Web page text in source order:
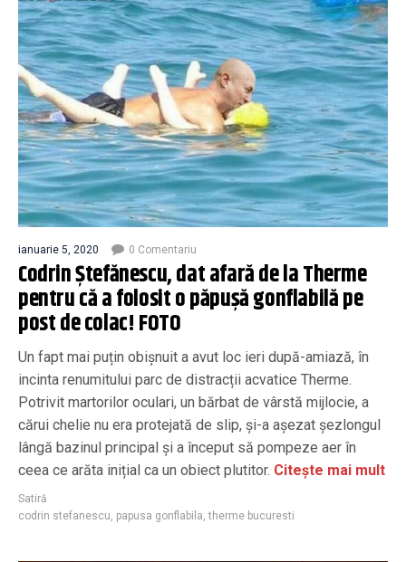
ianuarie 5, 2020 0 Comentariu
Codrin Ștefănescu, dat afară de la Therme
pentru că a folosit o păpușă gonflabilă pe
post de colac! FOTO
Un fapt mai puțin obișnuit a avut loc ieri după-amiază, în
incinta renumitului parc de distracții acvatice Therme.
Potrivit martorilor oculari, un bărbat de vârstă mijlocie, a
cărui chelie nu era protejată de slip, și-a așezat șezlongul
lângă bazinul principal și a început să pompeze aer în
ceea ce arăta inițial ca un obiect plutitor. Citește mai mult
Satiră
codrin stefanescu, papusa gonflabila,therme bucuresti